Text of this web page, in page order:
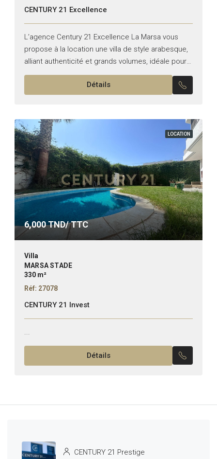
CENTURY 21 Excellence
L’agence Century 21 Excellence La Marsa vous
propose à la location une villa de style arabesque,
alliant authenticité et grands volumes, idéale pour
une maison d’hôtes. Elle se compose de : •...
Détails
LOCATION
6,000TND/ TTC
Villa
MARSA STADE
330 m²
Réf: 27078
CENTURY 21 Invest
...
Détails
CENTURY 21 Prestige